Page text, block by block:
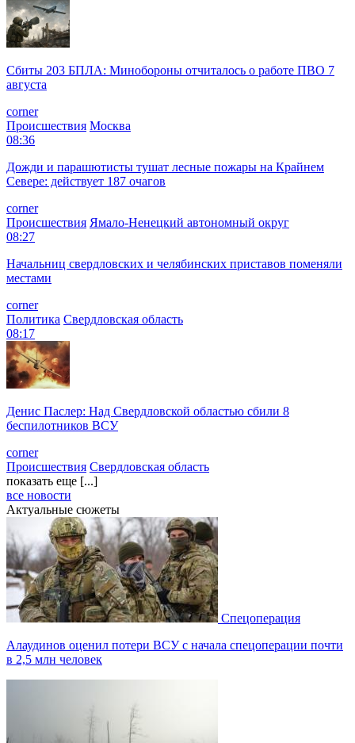
Сбиты 203 БПЛА: Минобороны отчиталось о работе ПВО 7
августа
corner
Происшествия Москва
08:36
Дожди и парашютисты тушат лесные пожары на Крайнем
Севере: действует 187 очагов
corner
Происшествия Ямало-Ненецкий автономный округ
08:27
Начальниц свердловских и челябинских приставов поменяли
местами
corner
Политика Свердловская область
08:17
Денис Паслер: Над Свердловской областью сбили 8
беспилотников ВСУ
corner
Происшествия Свердловская область
показать еще [...]
все новости
Актуальные сюжеты
Спецоперация
Алаудинов оценил потери ВСУ с начала спецоперации почти
в 2,5 млн человек